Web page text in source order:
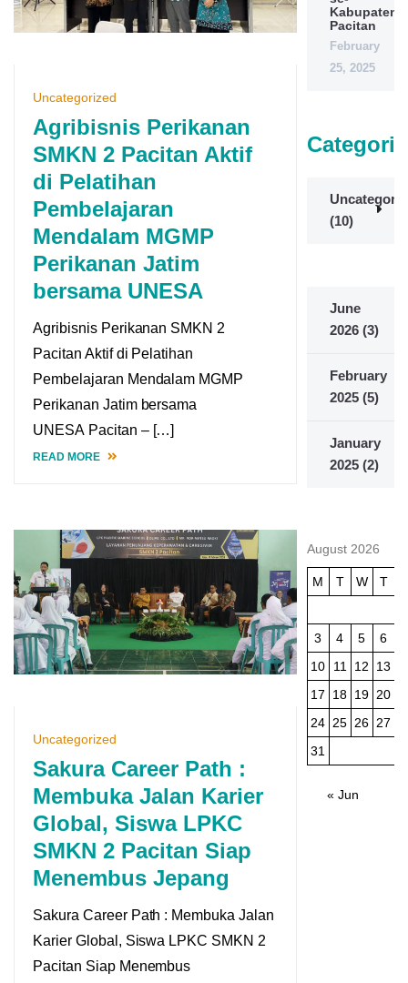
Uncategorized
Agribisnis Perikanan
SMKN 2 Pacitan Aktif
di Pelatihan
Pembelajaran
Mendalam MGMP
Perikanan Jatim
bersama UNESA
Agribisnis Perikanan SMKN 2
Pacitan Aktif di Pelatihan
Pembelajaran Mendalam MGMP
Perikanan Jatim bersama
UNESA Pacitan – […]
READ MORE
Uncategorized
Sakura Career Path :
Membuka Jalan Karier
Global, Siswa LPKC
SMKN 2 Pacitan Siap
Menembus Jepang
Sakura Career Path : Membuka Jalan
Karier Global, Siswa LPKC SMKN 2
Pacitan Siap Menembus
Kabupaten
Pacitan
February
25, 2025
(10)
June
2026(3)
February
2025(5)
January
2025(2)
August 2026
M T W T
3 4 5 6
10
11 12 13
17
18 19 20
24 25 26 27
31
« Jun